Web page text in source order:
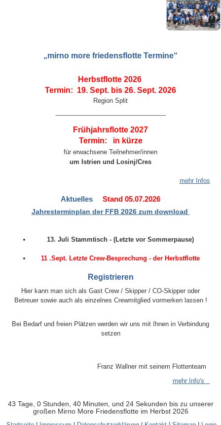
„mirno more friedensflotte Termine“
Herbstflotte 2026
Termin: 19. Sept. bis 26. Sept. 2026
Region Split
--------------------------------------------------------
Frühjahrsflotte 2027
Termin: in kürze
für erwachsene Teilnehmer/innen
um Istrien und Losinj/Cres
mehr Infos
Aktuelles Stand 05.07.2026
Jahresterminplan der FFB 2026 zum download
13. Juli Stammtisch - (Letzte vor Sommerpause)
11 .Sept. Letzte Crew-Besprechung - der Herbstflotte
Registrieren
Hier kann man sich als Gast Crew / Skipper / CO-Skipper oder
Betreuer sowie auch als einzelnes Crewmitglied vormerken lassen !
Bei Bedarf und freien Plätzen werden wir uns mit Ihnen in Verbindung
setzen
Franz Wallner mit seinem Flottenteam
mehr Info's
43 Tage, 0 Stunden, 40 Minuten, und 23 Sekunden bis zu unserer
großen Mirno More Friedensflotte im Herbst 2026